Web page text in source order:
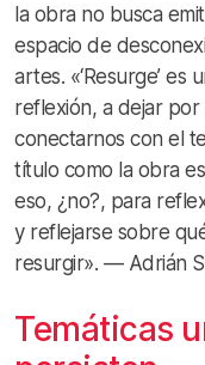
la obra no busca
espacio de
artes. «‘Resurge’ es
reflexión, a dejar
conectarnos con el
título como la obra
eso, ¿no?, para
y reflejarse sobre
resurgir». — Adrián
Temáticas